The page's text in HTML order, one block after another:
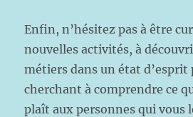
Enfin, n’hésitez pas à être
nouvelles activités, à
métiers dans un état
cherchant à comprendre ce
plaît aux personnes qui vous